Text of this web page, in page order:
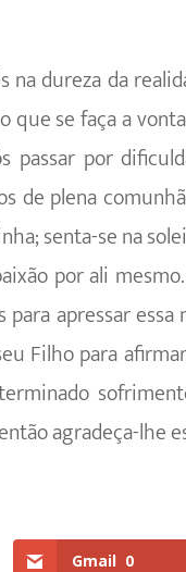
dureza da
que se faça a
por
de plena
senta-se na
por ali
apressar
Filho para
agradeça-lhe
Gmail 0